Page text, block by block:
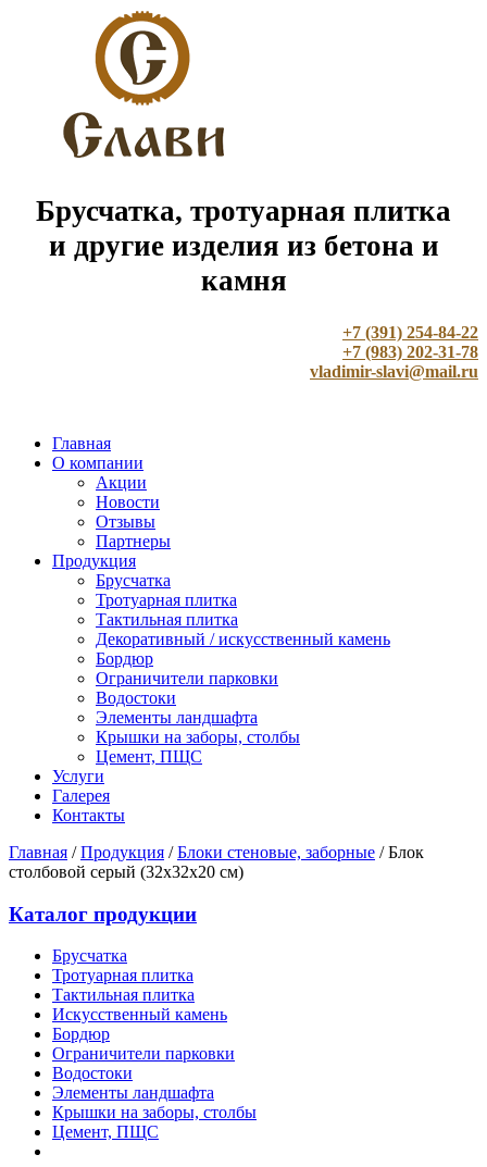
Брусчатка, тротуарная плитка
и другие изделия из бетона и
камня
+7 (391) 254-84-22
+7 (983) 202-31-78
vladimir-slavi@mail.ru
Главная
О компании
Акции
Новости
Отзывы
Партнеры
Продукция
Брусчатка
Тротуарная плитка
Тактильная плитка
Декоративный / искусственный камень
Бордюр
Ограничители парковки
Водостоки
Элементы ландшафта
Крышки на заборы, столбы
Цемент, ПЩС
Услуги
Галерея
Контакты
Главная /Продукция /Блоки стеновые, заборные /Блок
столбовой серый (32х32х20 см)
Каталог продукции
Брусчатка
Тротуарная плитка
Тактильная плитка
Искусственный камень
Бордюр
Ограничители парковки
Водостоки
Элементы ландшафта
Крышки на заборы, столбы
Цемент, ПЩС